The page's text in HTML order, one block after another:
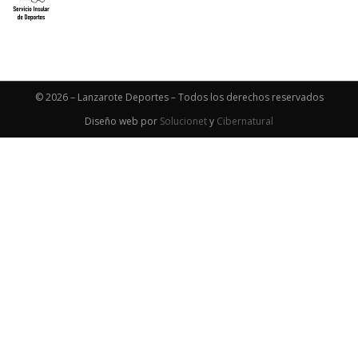
© 2026 – Lanzarote Deportes – Todos los derechos reservados
Diseño web por Solucionety Cibernatural